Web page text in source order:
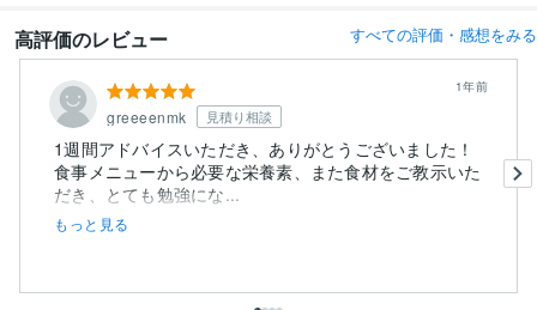
高評価のレビュー すべての評価・感想をみる
greeeenmk 見積り相談
1年前
1週間アドバイスいただき、ありがとうございました！
食事メニューから必要な栄養素、また食材をご教示いた
だき、とても勉強にな...
もっと見る